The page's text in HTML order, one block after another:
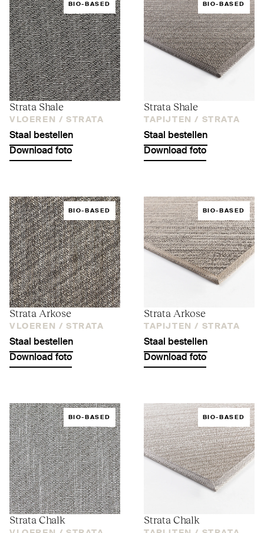
BIO-BASED
Strata Shale
VLOEREN / STRATA
Staal bestellen
Download foto
BIO-BASED
Strata Shale
TAPIJTEN / STRATA
Staal bestellen
Download foto
BIO-BASED
Strata Arkose
VLOEREN / STRATA
Staal bestellen
Download foto
BIO-BASED
Strata Arkose
TAPIJTEN / STRATA
Staal bestellen
Download foto
BIO-BASED
Strata Chalk
BIO-BASED
Strata Chalk